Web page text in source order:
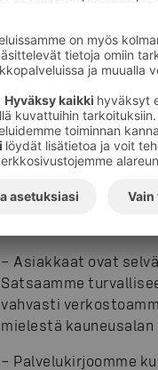
Kohtaaminen
korvalla ja
jättänyt
Tämän uuden
entisestään.
Kilpailu ja korona
Poikkeusajan
keväällä pärjäsivät
– Asiakkaat ovat
Satsaamme
vahvasti
mielestä
– Palvelukirjoomme